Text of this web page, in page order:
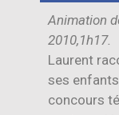
Animation
2010,1h17.
Laurent
ses
concours